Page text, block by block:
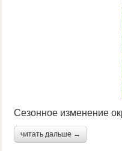
Сезонное изменение
читать дальше →